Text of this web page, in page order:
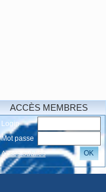
ACCÈS MEMBRES
Login
Mot passe
Accés oubliés
OK